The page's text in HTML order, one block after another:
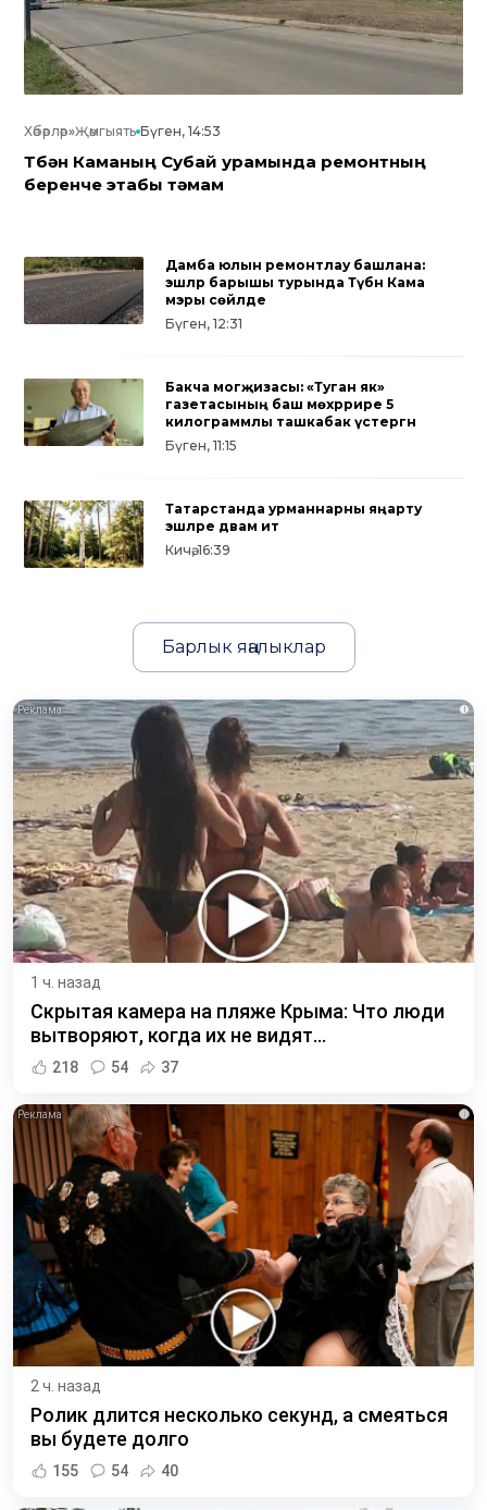
Хәбәрләр»Җәмгыять Бүген, 14:53
Түбән Каманың Субай урамында ремонтның
беренче этабы тәмам
Дамба юлын ремонтлау башлана:
эшләр барышы турында Түбән Кама
мэры сөйләде
Бүген, 12:31
Бакча могҗизасы: «Туган як»
газетасының баш мөхәррире 5
килограммлы ташкабак үстергән
Бүген, 11:15
Татарстанда урманнарны яңарту
эшләре дәвам итә
Кичә, 16:39
Барлык яңалыклар
i
1 ч. назад
Скрытая камера на пляже Крыма: Что люди
вытворяют, когда их не видят...
218 54 37
i
2 ч. назад
Ролик длится несколько секунд, а смеяться
вы будете долго
155 54 40